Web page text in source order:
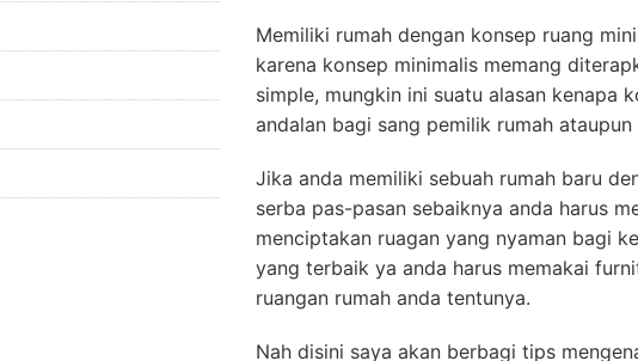
Memiliki rumah dengan konsep ruang
karena konsep minimalis memang
simple, mungkin ini suatu alasan kenapa
andalan bagi sang pemilik rumah
Jika anda memiliki sebuah rumah baru
serba pas-pasan sebaiknya anda harus
menciptakan ruagan yang nyaman bagi
yang terbaik ya anda harus memakai
ruangan rumah anda tentunya.
Nah disini saya akan berbagi tips